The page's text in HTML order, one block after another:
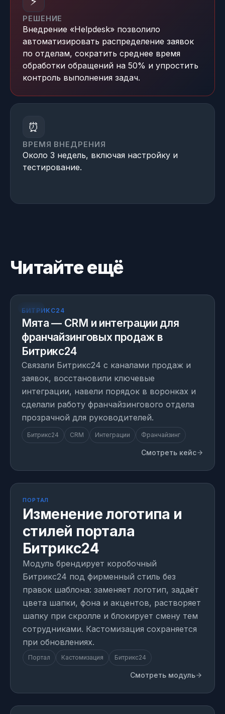
РЕШЕНИЕ
Внедрение «Helpdesk» позволило
автоматизировать распределение заявок
по отделам, сократить среднее время
обработки обращений на 50% и упростить
контроль выполнения задач.
⏰
ВРЕМЯ ВНЕДРЕНИЯ
Около 3 недель, включая настройку и
тестирование.
Читайте ещё
КЕЙС
БИТРИКС24
Мята — CRM и интеграции для
франчайзинговых продаж в
Битрикс24
Связали Битрикс24 с каналами продаж и
заявок, восстановили ключевые
интеграции, навели порядок в воронках и
сделали работу франчайзингового отдела
прозрачной для руководителей.
Битрикс24 CRM Интеграции Франчайзинг
Смотреть кейс
ПОРТАЛ
Изменение логотипа и
стилей портала
Битрикс24
Модуль брендирует коробочный
Битрикс24 под фирменный стиль без
правок шаблона: заменяет логотип, задаёт
цвета шапки, фона и акцентов, растворяет
шапку при скролле и блокирует смену тем
сотрудниками. Кастомизация сохраняется
при обновлениях.
Портал Кастомизация Битрикс24
Смотреть модуль